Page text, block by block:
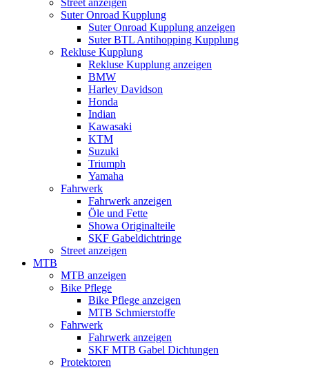
Street anzeigen
Suter Onroad Kupplung
Suter Onroad Kupplung anzeigen
Suter BTL Antihopping Kupplung
Rekluse Kupplung
Rekluse Kupplung anzeigen
BMW
Harley Davidson
Honda
Indian
Kawasaki
KTM
Suzuki
Triumph
Yamaha
Fahrwerk
Fahrwerk anzeigen
Öle und Fette
Showa Originalteile
SKF Gabeldichtringe
Street anzeigen
MTB
MTB anzeigen
Bike Pflege
Bike Pflege anzeigen
MTB Schmierstoffe
Fahrwerk
Fahrwerk anzeigen
SKF MTB Gabel Dichtungen
Protektoren